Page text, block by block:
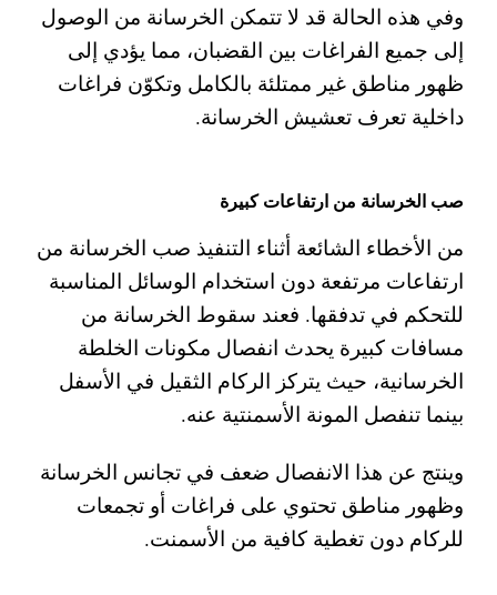
وفي هذه الحالة قد لا تتمكن الخرسانة من الوصول
إلى جميع الفراغات بين القضبان، مما يؤدي إلى
ظهور مناطق غير ممتلئة بالكامل وتكوّن فراغات
داخلية تعرف تعشيش الخرسانة.
صب الخرسانة من ارتفاعات كبيرة
من الأخطاء الشائعة أثناء التنفيذ صب الخرسانة من
ارتفاعات مرتفعة دون استخدام الوسائل المناسبة
للتحكم في تدفقها. فعند سقوط الخرسانة من
مسافات كبيرة يحدث انفصال مكونات الخلطة
الخرسانية، حيث يتركز الركام الثقيل في الأسفل
بينما تنفصل المونة الأسمنتية عنه.
وينتج عن هذا الانفصال ضعف في تجانس الخرسانة
وظهور مناطق تحتوي على فراغات أو تجمعات
للركام دون تغطية كافية من الأسمنت.